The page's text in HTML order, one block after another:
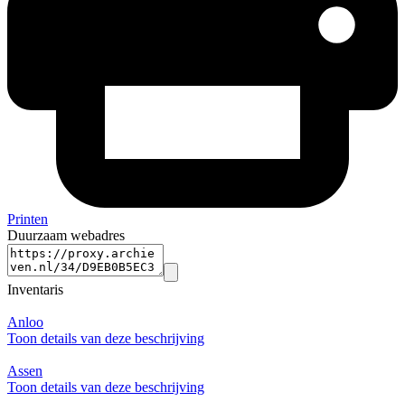
Printen
Duurzaam webadres
Inventaris
Anloo
Toon details van deze beschrijving
Assen
Toon details van deze beschrijving